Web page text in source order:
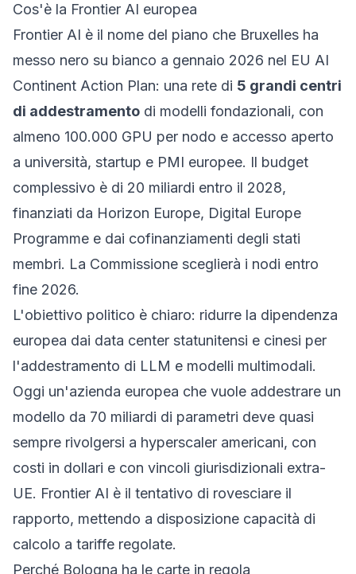
Cos'è la Frontier AI europea
Frontier AI è il nome del piano che Bruxelles ha
messo nero su bianco a gennaio 2026 nel EU AI
Continent Action Plan: una rete di 5 grandi centri
di addestramento di modelli fondazionali, con
almeno 100.000 GPU per nodo e accesso aperto
a università, startup e PMI europee. Il budget
complessivo è di 20 miliardi entro il 2028,
finanziati da Horizon Europe, Digital Europe
Programme e dai cofinanziamenti degli stati
membri. La Commissione sceglierà i nodi entro
fine 2026.
L'obiettivo politico è chiaro: ridurre la dipendenza
europea dai data center statunitensi e cinesi per
l'addestramento di LLM e modelli multimodali.
Oggi un'azienda europea che vuole addestrare un
modello da 70 miliardi di parametri deve quasi
sempre rivolgersi a hyperscaler americani, con
costi in dollari e con vincoli giurisdizionali extra-
UE. Frontier AI è il tentativo di rovesciare il
rapporto, mettendo a disposizione capacità di
calcolo a tariffe regolate.
Perché Bologna ha le carte in regola